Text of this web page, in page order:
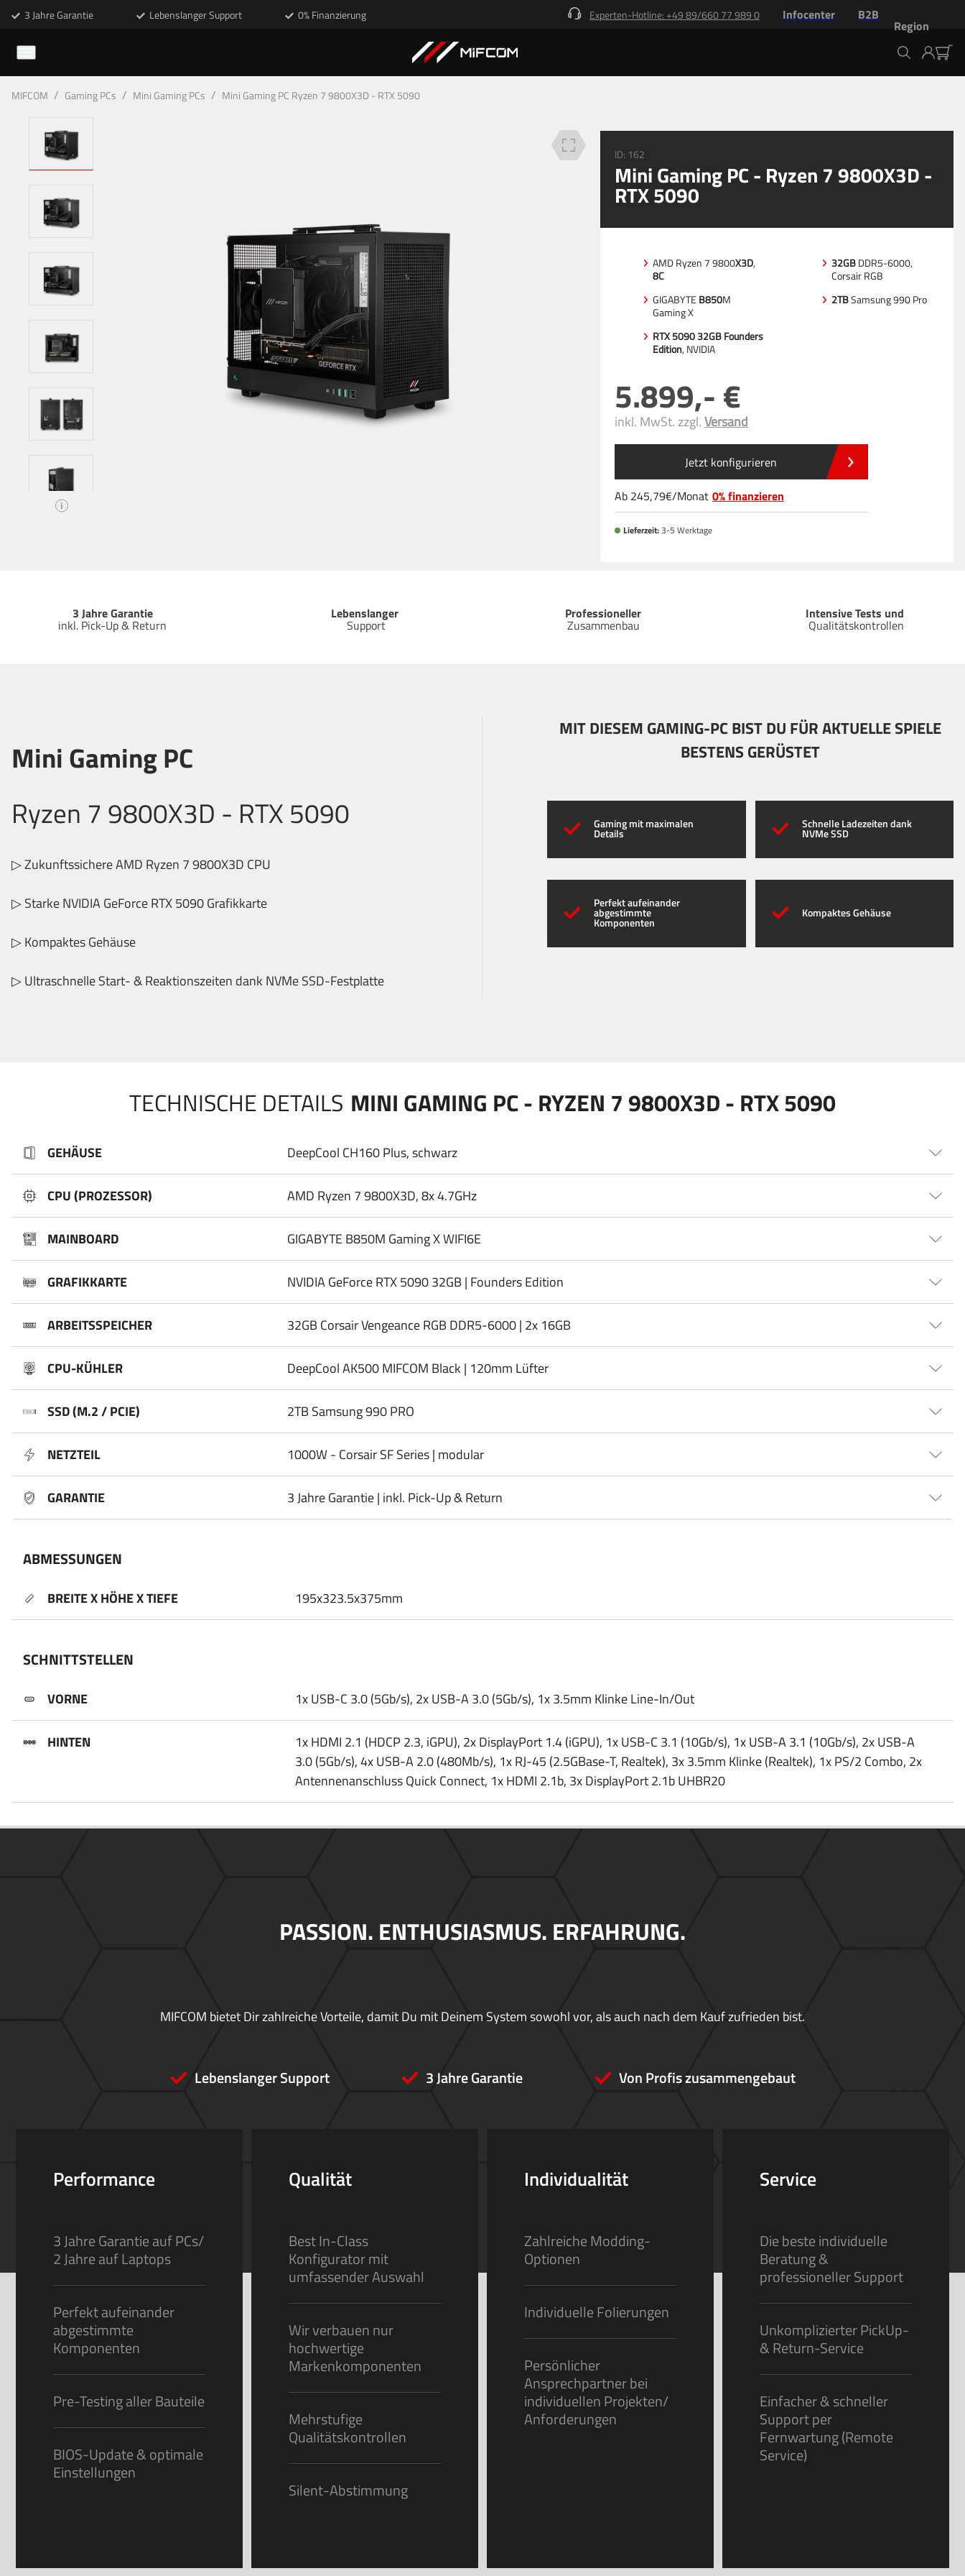
3 Jahre Garantie Lebenslanger Support 0% Finanzierung Experten-Hotline: +49 89/660 77 989 0 Infocenter B2B
Region
Technische Details
MIFCOM / Gaming PCs / Mini Gaming PCs / Mini Gaming PC Ryzen 7 9800X3D - RTX 5090
i
ID: 162
Mini Gaming PC - Ryzen 7 9800X3D -
RTX 5090
AMD Ryzen 7 9800X3D,
8C
GIGABYTE B850M
Gaming X
RTX 5090 32GB Founders
Edition, NVIDIA
32GBDDR5-6000,
Corsair RGB
2TBSamsung 990 Pro
5.899,-
inkl. MwSt. zzgl.Versand
Jetzt konfigurieren
Ab 245,79 /Monat 0% finanzieren
Lieferzeit:3-5 Werktage
3 Jahre Garantie
inkl. Pick-Up & Return
Lebenslanger
Support
Professioneller
Zusammenbau
Intensive Tests und
Qualitätskontrollen
Mini Gaming PC
Ryzen 7 9800X3D - RTX 5090
▷ Zukunftssichere AMD Ryzen 7 9800X3D CPU
▷ Starke NVIDIA GeForce RTX 5090 Grafikkarte
▷ Kompaktes Gehäuse
▷ Ultraschnelle Start- & Reaktionszeiten dank NVMe SSD-Festplatte
MIT DIESEM GAMING-PC BIST DU FÜR AKTUELLE SPIELE
BESTENS GERÜSTET
Gaming mit maximalen
Details
Schnelle Ladezeiten dank
NVMe SSD
Perfekt aufeinander
abgestimmte
Komponenten
Kompaktes Gehäuse
TECHNISCHE DETAILS MINI GAMING PC - RYZEN 7 9800X3D - RTX 5090
GEHÄUSE DeepCool CH160 Plus, schwarz
CPU (PROZESSOR) AMD Ryzen 7 9800X3D, 8x 4.7GHz
MAINBOARD GIGABYTE B850M Gaming X WIFI6E
GRAFIKKARTE NVIDIA GeForce RTX 5090 32GB | Founders Edition
ARBEITSSPEICHER 32GB Corsair Vengeance RGB DDR5-6000 | 2x 16GB
CPU-KÜHLER DeepCool AK500 MIFCOM Black | 120mm Lüfter
SSD (M.2 / PCIE) 2TB Samsung 990 PRO
NETZTEIL 1000W - Corsair SF Series | modular
GARANTIE 3 Jahre Garantie | inkl. Pick-Up & Return
ABMESSUNGEN
BREITE X HÖHE X TIEFE 195x323.5x375mm
SCHNITTSTELLEN
VORNE 1x USB-C 3.0 (5Gb/​s), 2x USB-A 3.0 (5Gb/​s), 1x 3.5mm Klinke Line-In/​Out
HINTEN
1x HDMI 2.1 (HDCP 2.3, iGPU), 2x DisplayPort 1.4 (iGPU), 1x USB-C 3.1 (10Gb/​s), 1x USB-A 3.1 (10Gb/​s), 2x USB-A
3.0 (5Gb/​s), 4x USB-A 2.0 (480Mb/​s), 1x RJ-45 (2.5GBase-T, Realtek), 3x 3.5mm Klinke (Realtek), 1x PS/​2 Combo, 2x
Antennenanschluss Quick Connect, 1x HDMI 2.1b, 3x DisplayPort 2.1b UHBR20
PASSION. ENTHUSIASMUS. ERFAHRUNG.
MIFCOM bietet Dir zahlreiche Vorteile, damit Du mit Deinem System sowohl vor, als auch nach dem Kauf zufrieden bist.
Lebenslanger Support 3 Jahre Garantie Von Profis zusammengebaut
Performance
3 Jahre Garantie auf PCs/
2 Jahre auf Laptops
Perfekt aufeinander
abgestimmte
Komponenten
Pre-Testing aller Bauteile
BIOS-Update & optimale
Einstellungen
Qualität
Best In-Class
Konfigurator mit
umfassender Auswahl
Wir verbauen nur
hochwertige
Markenkomponenten
Mehrstufige
Qualitätskontrollen
Silent-Abstimmung
Individualität
Zahlreiche Modding-
Optionen
Individuelle Folierungen
Persönlicher
Ansprechpartner bei
individuellen Projekten/
Anforderungen
Service
Die beste individuelle
Beratung &
professioneller Support
Unkomplizierter PickUp-
& Return-Service
Einfacher & schneller
Support per
Fernwartung (Remote
Service)